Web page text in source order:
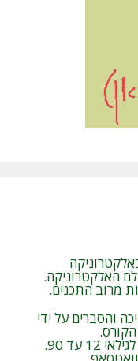
האלקטרוניקה.
והסברים על ידי
עד 90.